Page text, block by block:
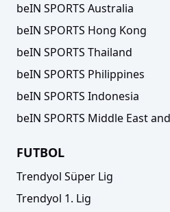
beIN SPORTS Australia
beIN SPORTS Hong Kong
beIN SPORTS Thailand
beIN SPORTS Philippines
beIN SPORTS Indonesia
beIN SPORTS Middle East
FUTBOL
Trendyol Süper Lig
Trendyol 1. Lig